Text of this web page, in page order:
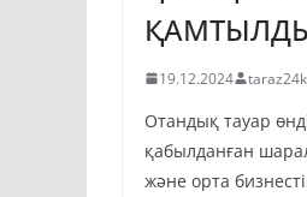
19.12.2024
Отандық тауар
қабылданған
және орта